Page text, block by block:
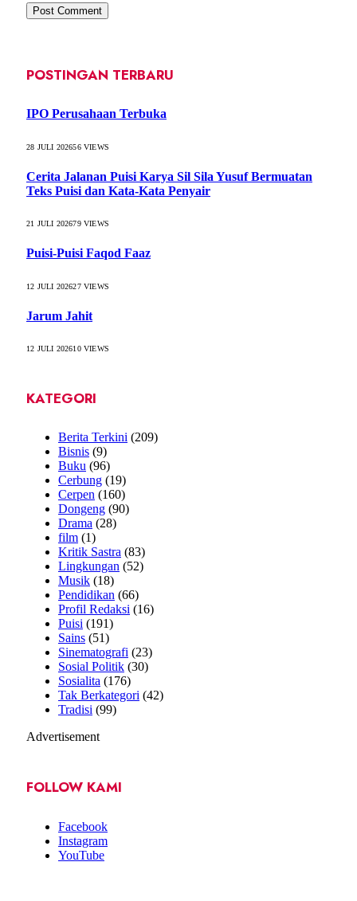
POSTINGAN TERBARU
IPO Perusahaan Terbuka
28 JULI 202656VIEWS
Cerita Jalanan Puisi Karya Sil Sila Yusuf Bermuatan
Teks Puisi dan Kata-Kata Penyair
21 JULI 202679VIEWS
Puisi-Puisi Faqod Faaz
12 JULI 202627VIEWS
Jarum Jahit
12 JULI 202610VIEWS
KATEGORI
Berita Terkini (209)
Bisnis (9)
Buku (96)
Cerbung (19)
Cerpen (160)
Dongeng (90)
Drama (28)
film (1)
Kritik Sastra (83)
Lingkungan (52)
Musik (18)
Pendidikan (66)
Profil Redaksi (16)
Puisi (191)
Sains (51)
Sinematografi (23)
Sosial Politik (30)
Sosialita (176)
Tak Berkategori (42)
Tradisi (99)
Advertisement
FOLLOW KAMI
Facebook
Instagram
YouTube